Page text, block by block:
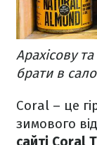
Арахісову
брати в
Coral – це
зимового